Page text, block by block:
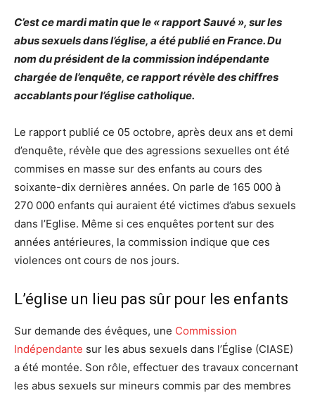
C’est ce mardi matin que le « rapport Sauvé », sur les
abus sexuels dans l’église, a été publié en France. Du
nom du président de la commission indépendante
chargée de l’enquête, ce rapport révèle des chiffres
accablants pour l’église catholique.
Le rapport publié ce 05 octobre, après deux ans et demi
d’enquête, révèle que des agressions sexuelles ont été
commises en masse sur des enfants au cours des
soixante-dix dernières années. On parle de 165 000 à
270 000 enfants qui auraient été victimes d’abus sexuels
dans l’Eglise. Même si ces enquêtes portent sur des
années antérieures, la commission indique que ces
violences ont cours de nos jours.
L’église un lieu pas sûr pour les enfants
Sur demande des évêques, une Commission
Indépendante sur les abus sexuels dans l’Église (CIASE)
a été montée. Son rôle, effectuer des travaux concernant
les abus sexuels sur mineurs commis par des membres